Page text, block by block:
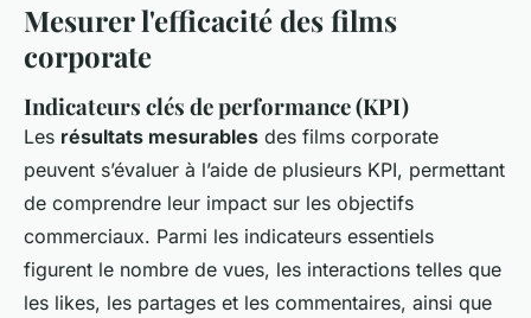
Mesurer l'efficacité des films
corporate
Indicateurs clés de performance (KPI)
Les résultats mesurables des films corporate
peuvent s’évaluer à l’aide de plusieurs KPI, permettant
de comprendre leur impact sur les objectifs
commerciaux. Parmi les indicateurs essentiels
figurent le nombre de vues, les interactions telles que
les likes, les partages et les commentaires, ainsi que